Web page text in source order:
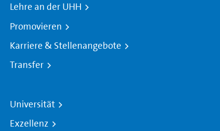
Lehre an der UHH
Promovieren
Karriere & Stellenangebote
Transfer
Universität
Exzellenz